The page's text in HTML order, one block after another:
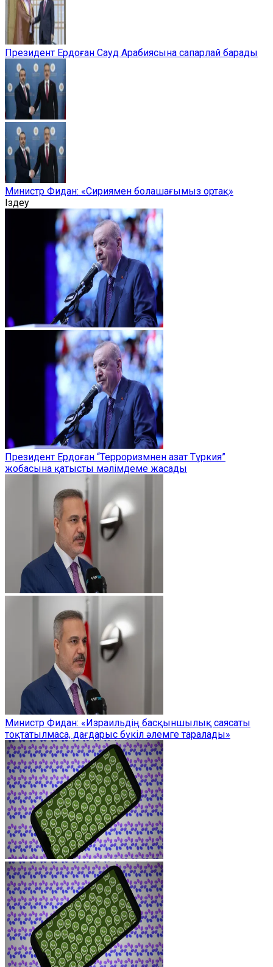
Президент Ердоған Сауд Арабиясына сапарлай барады
Министр Фидан: «Сириямен болашағымыз ортақ»
Іздеу
Президент Ердоған “Терроризмнен азат Түркия”
жобасына қатысты мәлімдеме жасады
Министр Фидан: «Израильдің басқыншылық саясаты
тоқтатылмаса, дағдарыс бүкіл әлемге таралады»